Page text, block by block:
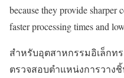
because they provide sharper
faster processing times and
สำหรับอุตสาหกรรมอิเล็ก
ตรวจสอบตำแหน่งการวางชิ้